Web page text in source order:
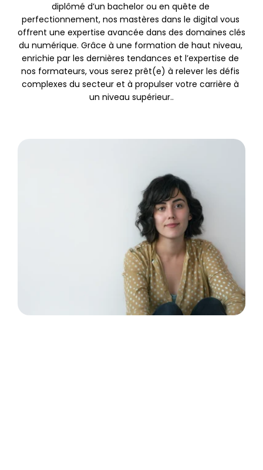
diplômé d’un bachelor ou en quête de
perfectionnement, nos mastères dans le digital vous
offrent une expertise avancée dans des domaines clés
du numérique. Grâce à une formation de haut niveau,
enrichie par les dernières tendances et l’expertise de
nos formateurs, vous serez prêt(e) à relever les défis
complexes du secteur et à propulser votre carrière à
un niveau supérieur..